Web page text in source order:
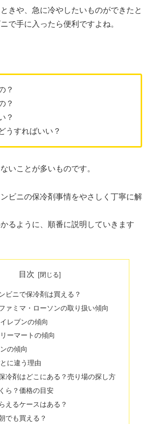
きや、急に冷やしたいものができたと
で手に入ったら便利ですよね。
？
？
？
うすればいい？
いことが多いものです。
ビニの保冷剤事情をやさしく丁寧に解
るように、順番に説明していきます
目次
ビニで保冷剤は買える？
ァミマ・ローソンの取り扱い傾向
レブンの傾向
ーマートの傾向
の傾向
に違う理由
冷剤はどこにある？売り場の探し方
ら？価格の目安
えるケースはある？
でも買える？